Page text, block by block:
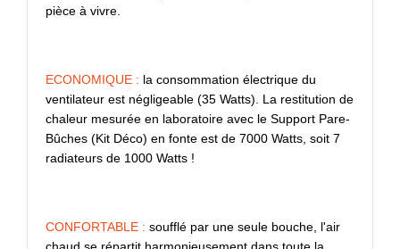
pièce à vivre.
ECONOMIQUE : la consommation électrique du
ventilateur est négligeable (35 Watts). La restitution de
chaleur mesurée en laboratoire avec le Support Pare-
Bûches (Kit Déco) en fonte est de 7000 Watts, soit 7
radiateurs de 1000 Watts !
CONFORTABLE : soufflé par une seule bouche, l'air